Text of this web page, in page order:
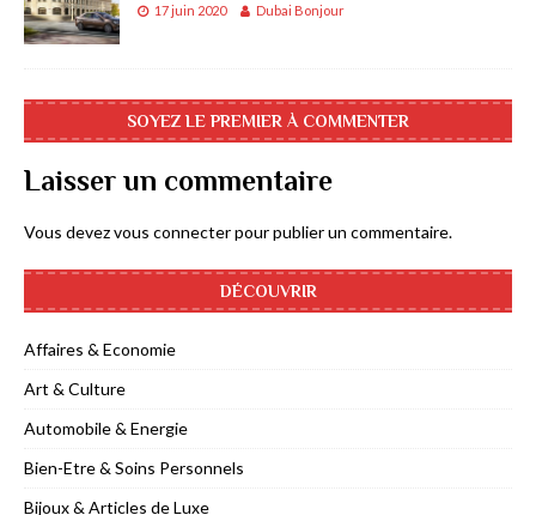
17 juin 2020 Dubai Bonjour
SOYEZ LE PREMIER À COMMENTER
Laisser un commentaire
Vous devezvous connecterpour publier un commentaire.
DÉCOUVRIR
Affaires & Economie
Art & Culture
Automobile & Energie
Bien-Etre & Soins Personnels
Bijoux & Articles de Luxe